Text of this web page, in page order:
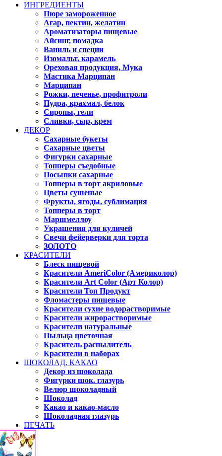
ИНГРЕДИЕНТЫ
Пюре замороженное
Агар, пектин, желатин
Ароматизаторы пищевые
Айсинг, помадка
Ваниль и специи
Изомальт, карамель
Ореховая продукция, Мука
Мастика Марципан
Марципан
Рожки, печенье, профитроли
Пудра, крахмал, белок
Сиропы, гели
Сливки, сыр, крем
ДЕКОР
Сахарные букеты
Сахарные цветы
Фигурки сахарные
Топперы съедобные
Посыпки сахарные
Топперы в торт акриловые
Цветы сушеные
Фрукты, ягоды, сублимация
Топперы в торт
Маршмеллоу
Украшения для куличей
Свечи фейерверки для торта
ЗОЛОТО
КРАСИТЕЛИ
Блеск пищевой
Красители AmeriColor (Америколор)
Красители Art Color (Арт Колор)
Красители Топ Продукт
Фломастеры пищевые
Красители сухие водорастворимые
Красители жирорастворимые
Красители натуральные
Пыльца цветочная
Краситель распылитель
Красители в наборах
ШОКОЛАД, КАКАО
Декор из шоколада
Фигурки шок. глазурь
Велюр шоколадный
Шоколад
Какао и какао-масло
Шоколадная глазурь
ПЕЧАТЬ